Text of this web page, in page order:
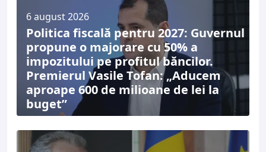
6 august 2026
Politica fiscală pentru 2027: Guvernul
propune o majorare cu 50% a
impozitului pe profitul băncilor.
Premierul Vasile Tofan: „Aducem
aproape 600 de milioane de lei la
buget”